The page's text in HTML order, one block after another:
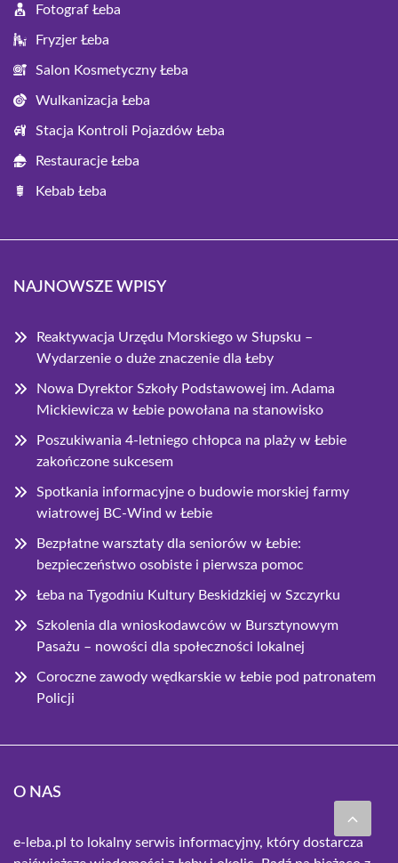
Fotograf Łeba
Fryzjer Łeba
Salon Kosmetyczny Łeba
Wulkanizacja Łeba
Stacja Kontroli Pojazdów Łeba
Restauracje Łeba
Kebab Łeba
NAJNOWSZE WPISY
Reaktywacja Urzędu Morskiego w Słupsku –
Wydarzenie o duże znaczenie dla Łeby
Nowa Dyrektor Szkoły Podstawowej im. Adama
Mickiewicza w Łebie powołana na stanowisko
Poszukiwania 4-letniego chłopca na plaży w Łebie
zakończone sukcesem
Spotkania informacyjne o budowie morskiej farmy
wiatrowej BC-Wind w Łebie
Bezpłatne warsztaty dla seniorów w Łebie:
bezpieczeństwo osobiste i pierwsza pomoc
Łeba na Tygodniu Kultury Beskidzkiej w Szczyrku
Szkolenia dla wnioskodawców w Bursztynowym
Pasażu – nowości dla społeczności lokalnej
Coroczne zawody wędkarskie w Łebie pod patronatem
Policji
O NAS
e-leba.pl to lokalny serwis informacyjny, który dostarcza